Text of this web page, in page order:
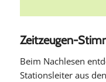
Zeitzeugen-
Beim Nachlesen
Stationsleiter aus